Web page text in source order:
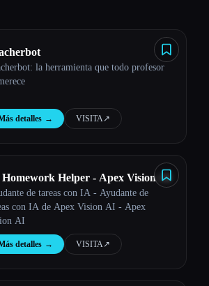
la herramienta que todo profesor
detalles → VISITA↗︎
Helper - Apex Vision AI
de tareas con IA - Ayudante de
con IA de Apex Vision AI - Apex
AI
detalles → VISITA↗︎